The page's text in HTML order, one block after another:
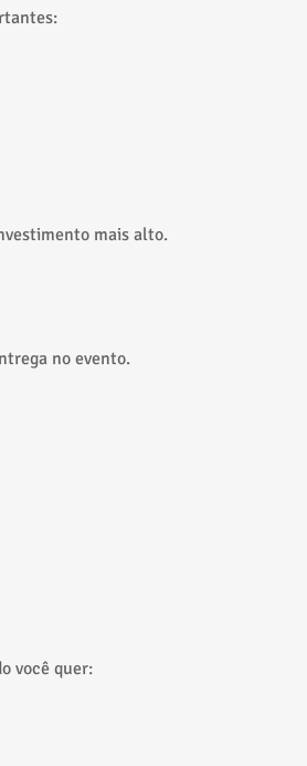
mais alto.
no evento.
você quer: